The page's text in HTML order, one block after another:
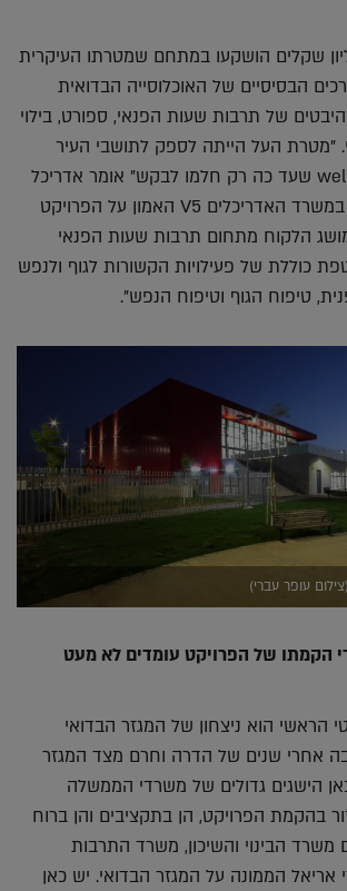
מ 36 מיליון שקלים הושקעו במתחם שמטרתו העיקרית
הבסיסיים של האוכלוסייה הבדואית
של תרבות שעות הפנאי, ספורט, בילוי
"מטרת העל הייתה לספק לתושבי העיר
והאזור חווית wellness שעד כה רק חלמו לבקש" אומר אדריכל
מידד גנדלר, שותף במשרד האדריכלים V5 האמון על הפרויקט
הלקוח מתחום תרבות שעות הפנאי
כוללת של פעילויות הקשורות לגוף ולנפש
טיפוח הגוף וטיפוח הנפש".
עופר עברי)
הקמתו של הפרויקט עומדים לא מעט
הראשי הוא ניצחון של המגזר הבדואי
אחרי שנים של הדרה וחרם מצד המגזר
הישגים גדולים של משרדי הממשלה
בהקמת הפרויקט, הן בתקציבים והן ברוח
משרד הבינוי והשיכון, משרד התרבות
אריאל הממונה על המגזר הבדואי. יש כאן